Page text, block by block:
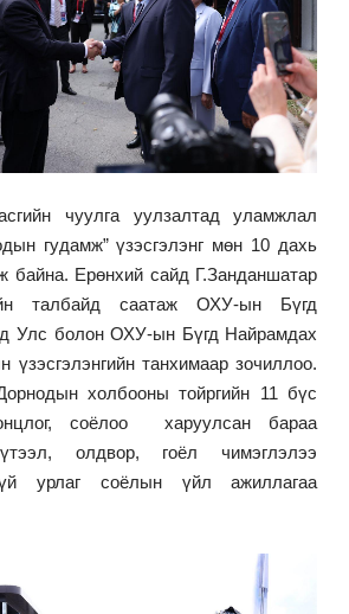
чуулга уулзалтад уламжлал
гудамж” үзэсгэлэнг мөн 10 дахь
байна. Ерөнхий сайд Г.Занданшатар
талбайд саатаж ОХУ-ын Бүгд
Улс болон ОХУ-ын Бүгд Найрамдах
танхимаар зочиллоо.
холбооны тойргийн 11 бүс
соёлоо харуулсан бараа
олдвор, гоёл чимэглэлээ
урлаг соёлын үйл ажиллагаа